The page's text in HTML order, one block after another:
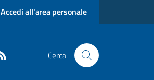
Accedi all'area personale
Cerca